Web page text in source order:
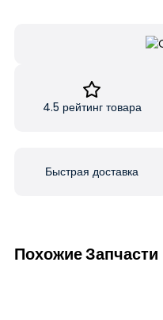
4.5 рейтинг товара
Быстрая доставка
Похожие Запчасти